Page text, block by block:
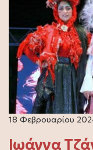
18 Φεβρουαρίου
Ιωάννα